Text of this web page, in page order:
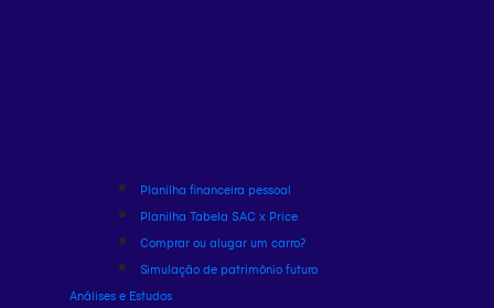
Planilha financeira pessoal
Planilha Tabela SAC x Price
Comprar ou alugar um carro?
Simulação de patrimônio futuro
Análises e Estudos